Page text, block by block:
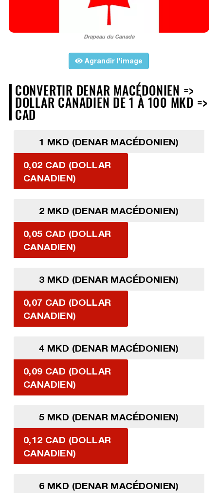
Drapeau du Canada
Agrandir l'image
CONVERTIR DENAR MACÉDONIEN =>
DOLLAR CANADIEN DE 1 À 100 MKD =>
CAD
1 MKD (DENAR MACÉDONIEN)
0,02 CAD (DOLLAR
CANADIEN)
2 MKD (DENAR MACÉDONIEN)
0,05 CAD (DOLLAR
CANADIEN)
3 MKD (DENAR MACÉDONIEN)
0,07 CAD (DOLLAR
CANADIEN)
4 MKD (DENAR MACÉDONIEN)
0,09 CAD (DOLLAR
CANADIEN)
5 MKD (DENAR MACÉDONIEN)
0,12 CAD (DOLLAR
CANADIEN)
6 MKD (DENAR MACÉDONIEN)